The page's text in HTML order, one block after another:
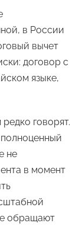
в России
вычет
договор с
языке,
говорят.
не
в момент
обращают